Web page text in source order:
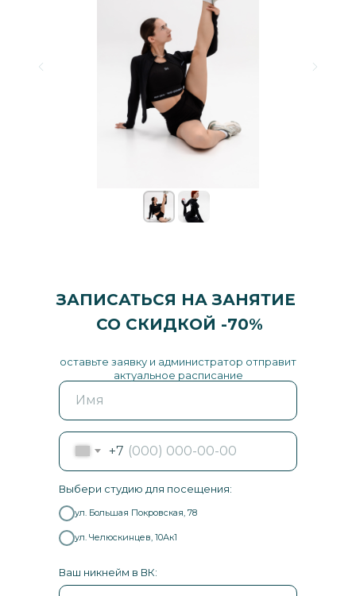
+7
Выбери студию для посещения:
ул. Большая Покровская, 78
ул. Челюскинцев, 10Ак1
Ваш никнейм в ВК:
оставьте заявку и администратор отправит
актуальное расписание
ЗАПИСАТЬСЯ НА ЗАНЯТИЕ
СО СКИДКОЙ -70%